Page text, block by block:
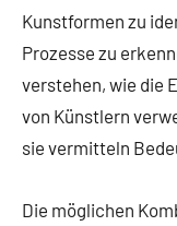
Kunstformen zu
Prozesse zu
verstehen, wie die
von Künstlern
sie vermitteln
Die möglichen